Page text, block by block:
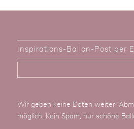
Inspirations-Ballon-Post per
Wir geben keine Daten weiter.
möglich. Kein Spam, nur schöne